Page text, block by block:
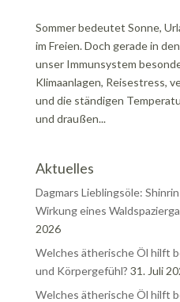
Sommer bedeutet Sonne,
im Freien. Doch gerade in
unser Immunsystem
Klimaanlagen, Reisestress,
und die ständigen
und draußen...
Aktuelles
Dagmars Lieblingsöle:
Wirkung eines
2026
Welches ätherische Öl hilft
und Körpergefühl? 31. Juli
Welches ätherische Öl hilft